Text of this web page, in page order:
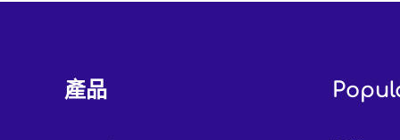
產品